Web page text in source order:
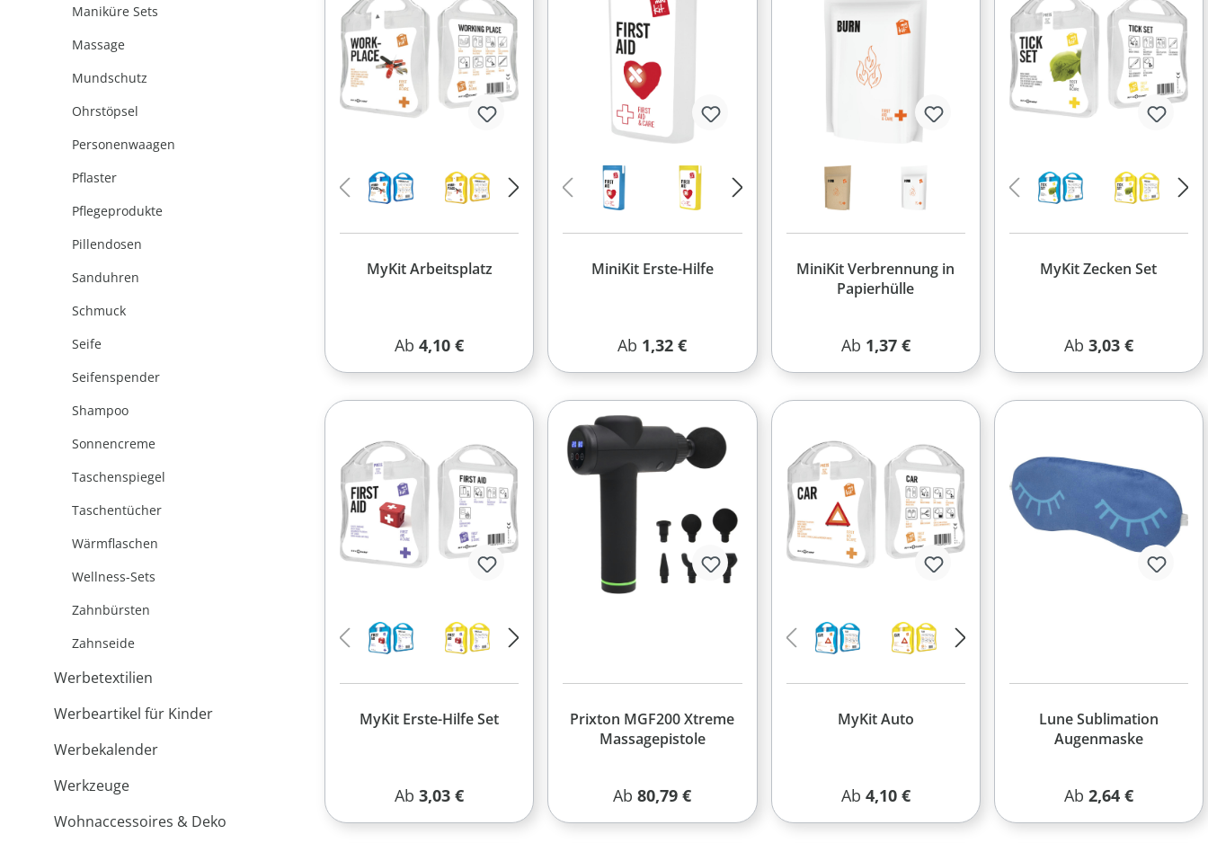
MyKit Arbeitsplatz
Regulärer Preis:
Ab4,10 €
MiniKit Erste-Hilfe
Regulärer Preis:
Ab 1,32 €
MiniKit Verbrennung in
Papierhülle
Regulärer Preis:
Ab 1,37 €
MyKit Zecken Set
Regulärer Preis:
Ab 3,03 €
MyKit Erste-Hilfe Set
Regulärer Preis:
Ab3,03 €
Prixton MGF200 Xtreme
Massagepistole
Regulärer Preis:
Ab80,79 €
MyKit Auto
Regulärer Preis:
Ab 4,10 €
Lune Sublimation
Augenmaske
Regulärer Preis:
Ab 2,64 €
Maniküre Sets
Massage
Mundschutz
Ohrstöpsel
Personenwaagen
Pflaster
Pflegeprodukte
Pillendosen
Sanduhren
Schmuck
Seife
Seifenspender
Shampoo
Sonnencreme
Taschenspiegel
Taschentücher
Wärmflaschen
Wellness-Sets
Zahnbürsten
Zahnseide
Werbetextilien
Werbeartikel für Kinder
Werbekalender
Werkzeuge
Wohnaccessoires & Deko